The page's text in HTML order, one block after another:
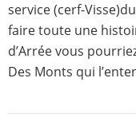
service (cerf-
faire toute une
d’Arrée vous
Des Monts qui